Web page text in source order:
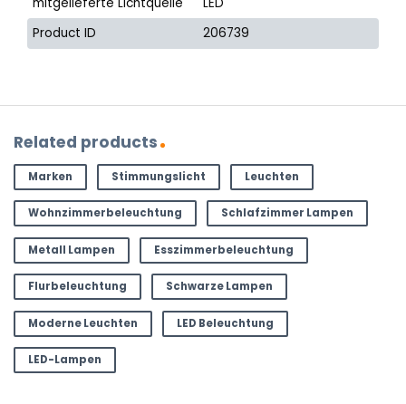
Product ID
206739
Related products
Marken Stimmungslicht Leuchten
Wohnzimmerbeleuchtung Schlafzimmer Lampen
Metall Lampen Esszimmerbeleuchtung
Flurbeleuchtung Schwarze Lampen
Moderne Leuchten LED Beleuchtung
LED-Lampen